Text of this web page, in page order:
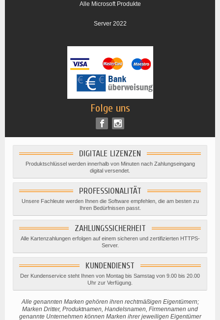
Alle Microsoft Produkte
Server 2022
Folge uns
DIGITALE LIZENZEN
Produktschlüssel werden innerhalb von Minuten nach Zahlungseingang
digital versendet.
PROFESSIONALITÄT
Unsere Fachleute werden Ihnen die Software empfehlen, die am besten zu
Ihren Bedürfnissen passt.
ZAHLUNGSSICHERHEIT
Alle Kartenzahlungen erfolgen auf einem sicheren und zertifizierten HTTPS-
Server.
KUNDENDIENST
Der Kundenservice steht Ihnen von Montag bis Samstag von 9.00 bis 20.00
Uhr zur Verfügung.
Alle genannten Marken gehören ihren rechtmäßigen Eigentümern;
Marken Dritter, Produktnamen, Handelsnamen, Firmennamen und
genannte Unternehmen können Marken ihrer jeweiligen Eigentümer